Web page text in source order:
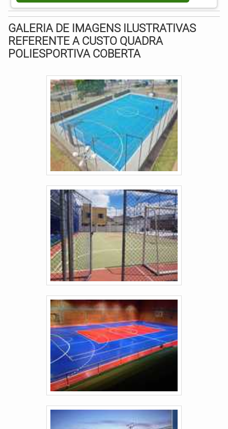
uma forma de atender as necessidades de
decoração e design do local.Indicados para
atividades de grande impacto, ele também é
muito procurado.
GALERIA DE IMAGENS ILUSTRATIVAS
REFERENTE A CUSTO QUADRA
POLIESPORTIVA COBERTA